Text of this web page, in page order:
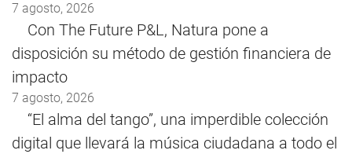
7 agosto, 2026
Con The Future P&L, Natura pone a
disposición su método de gestión financiera de
impacto
7 agosto, 2026
“El alma del tango”, una imperdible colección
digital que llevará la música ciudadana a todo el